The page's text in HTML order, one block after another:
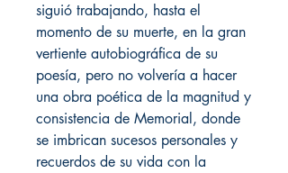
siguió trabajando, hasta el
momento de su muerte, en la gran
vertiente autobiográfica de su
poesía, pero no volvería a hacer
una obra poética de la magnitud y
consistencia de Memorial, donde
se imbrican sucesos personales y
recuerdos de su vida con la